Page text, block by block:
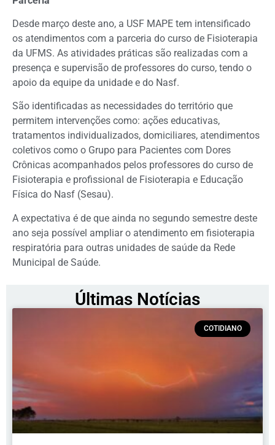
Desde março deste ano, a USF MAPE tem intensificado
os atendimentos com a parceria do curso de Fisioterapia
da UFMS. As atividades práticas são realizadas com a
presença e supervisão de professores do curso, tendo o
apoio da equipe da unidade e do Nasf.
São identificadas as necessidades do território que
permitem intervenções como: ações educativas,
tratamentos individualizados, domiciliares, atendimentos
coletivos como o Grupo para Pacientes com Dores
Crônicas acompanhados pelos professores do curso de
Fisioterapia e profissional de Fisioterapia e Educação
Física do Nasf (Sesau).
A expectativa é de que ainda no segundo semestre deste
ano seja possível ampliar o atendimento em fisioterapia
respiratória para outras unidades de saúde da Rede
Municipal de Saúde.
Últimas Notícias
COTIDIANO